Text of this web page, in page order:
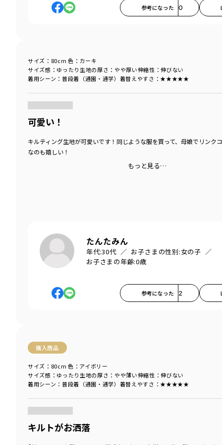
参考になった 0
サイズ感 ：ゆったり 生地の厚さ ：やや厚い伸縮性 ：伸びない
着用シーン ：普段着（通園・通学） 着替えやすさ ：★★★★★
サイズ：80cm 色：カーキ
可愛い！
キルティング生地が可愛いです！同じような服を買って、母娘でリンク
なのも嬉しい！
もっと見る…
たんたみん
年代:30代 お子さまの性別:女の子
お子さまの年齢:0歳
参考になった 2
購入商品
サイズ感 ：ゆったり 生地の厚さ ：やや薄い伸縮性 ：伸びない
着用シーン ：普段着（通園・通学） 着替えやすさ ：★★★★★
サイズ：80cm 色：アイボリー
キルトがお洒落